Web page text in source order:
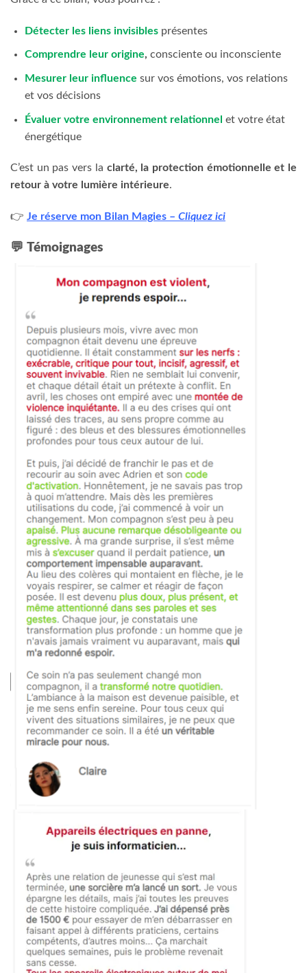
Détecter les liens invisibles présentes
Comprendre leur origine, consciente ou inconsciente
Mesurer leur influence sur vos émotions, vos relations
et vos décisions
Évaluer votre environnement relationnel et votre état
énergétique
C’est un pas vers la clarté, la protection émotionnelle et le
retour à votre lumière intérieure.
👉 Je réserve mon Bilan Magies – Cliquez ici
💬 Témoignages